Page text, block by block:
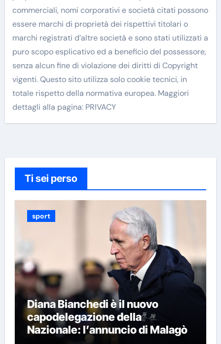
commerciali, nomi corporativi e società citati possono
essere marchi di proprietà dei rispettivi titolari o
marchi registrati d’altre società e sono stati utilizzati a
puro scopo esplicativo ed a beneficio del possessore,
senza alcun fine di violazione dei diritti di Copyright
vigenti. Questo sito utilizza solo cookie tecnici, in
totale rispetto della normativa europea. Maggiori
dettagli alla pagina: PRIVACY
Ti sei perso
sport
Diana Bianchedi è il nuovo
capodelegazione della
Nazionale: l’annuncio di Malagò